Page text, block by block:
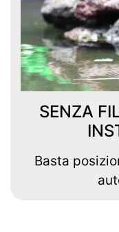
SENZA
Basta